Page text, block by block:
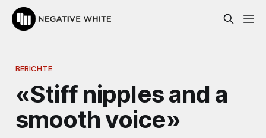
BERICHTE
«Stiff nipples and a
smooth voice»